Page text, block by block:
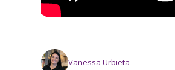
Vanessa Urbieta